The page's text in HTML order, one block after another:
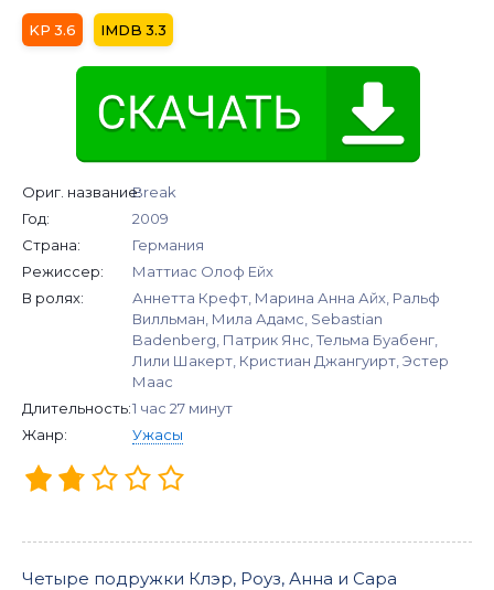
3.6 3.3
Ориг. название:Break
Год:
2009
Страна:
Германия
Режиссер:
Маттиас Олоф Ейх
В ролях:
Аннетта Крефт, Марина Анна Айх, Ральф
Вилльман, Мила Адамс, Sebastian
Badenberg, Патрик Янс, Тельма Буабенг,
Лили Шакерт, Кристиан Джангуирт, Эстер
Маас
Длительность:1 час 27 минут
Жанр:
Ужасы
Четыре подружки Клэр, Роуз, Анна и Сара